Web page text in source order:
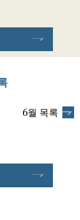
6월 목록